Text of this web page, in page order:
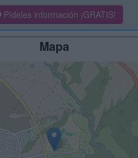
Pídeles información ¡GRATIS!
Mapa